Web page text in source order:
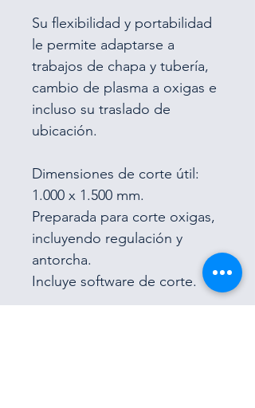
Su flexibilidad y portabilidad
le permite adaptarse a
trabajos de chapa y tubería,
cambio de plasma a oxigas e
incluso su traslado de
ubicación.
Dimensiones de corte útil:
1.000 x 1.500 mm.
Preparada para corte oxigas,
incluyendo regulación y
antorcha.
Incluye software de corte.